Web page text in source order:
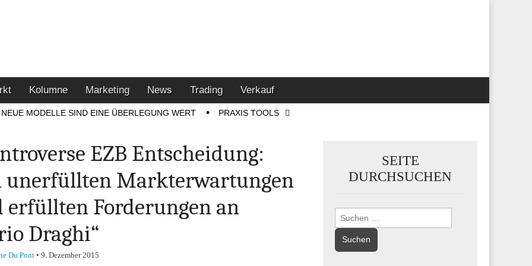
Kolumne Marketing News Trading Verkauf
NEUE MODELLE SIND EINE ÜBERLEGUNG WERT PRAXIS TOOLS
EZB Entscheidung:
unerfüllten Markterwartungen
erfüllten Forderungen an
Draghi“
Du Pont• 9. Dezember 2015
SEITE
DURCHSUCHEN
Suchen
nach: